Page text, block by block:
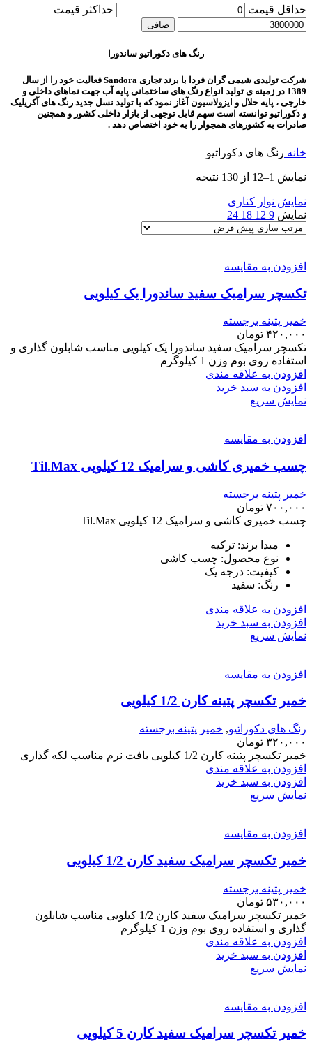
حداقل قیمت حداكثر قيمت
صافی
رنگ های دکوراتیو ساندورا
شرکت تولیدی شیمی گران فردا با برند تجاری Sandora فعالیت خود را از سال
1389 در زمینه ی تولید انواع رنگ های ساختمانی پایه آب جهت نماهای داخلی و
خارجی ، پایه حلال و ایزولاسیون آغاز نمود که با تولید نسل جدید رنگ های آکریلیک
و دکوراتیو توانسته است سهم قابل توجهی از بازار داخلی کشور و همچنین
صادرات به کشورهای همجوار را به خود اختصاص دهد .
خانه رنگ های دکوراتیو
نمایش 1–12 از 130 نتیجه
نمایش نوار کناری
نمایش 9
12
18
24
افزودن به مقایسه
تکسچر سرامیک سفید ساندورا یک کیلویی
خمیر پتینه برجسته
۴۲۰,۰۰۰ تومان
تکسچر سرامیک سفید ساندورا یک کیلویی مناسب شابلون گذاری و
استفاده روی بوم وزن 1 کیلوگرم
افزودن به علاقه مندی
افزودن به سبد خرید
نمایش سریع
افزودن به مقایسه
چسب خمیری کاشی و سرامیک 12 کیلویی Til.Max
خمیر پتینه برجسته
۷۰۰,۰۰۰ تومان
چسب خمیری کاشی و سرامیک 12 کیلویی Til.Max
مبدا برند: ترکیه
نوع محصول: چسب کاشی
کیفیت: درجه یک
رنگ: سفید
افزودن به علاقه مندی
افزودن به سبد خرید
نمایش سریع
افزودن به مقایسه
خمیر تکسچر پتینه کارن 1/2 کیلویی
رنگ های دکوراتیو, خمیر پتینه برجسته
۳۲۰,۰۰۰ تومان
خمیر تکسچر پتینه کارن 1/2 کیلویی بافت نرم مناسب لکه گذاری
افزودن به علاقه مندی
افزودن به سبد خرید
نمایش سریع
افزودن به مقایسه
خمیر تکسچر سرامیک سفید کارن 1/2 کیلویی
خمیر پتینه برجسته
۵۳۰,۰۰۰ تومان
خمیر تکسچر سرامیک سفید کارن 1/2 کیلویی مناسب شابلون
گذاری و استفاده روی بوم وزن 1 کیلوگرم
افزودن به علاقه مندی
افزودن به سبد خرید
نمایش سریع
افزودن به مقایسه
خمیر تکسچر سرامیک سفید کارن 5 کیلویی